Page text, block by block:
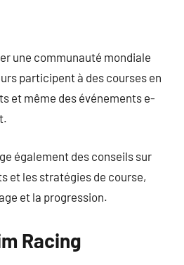
une communauté mondiale
participent à des courses en
et même des événements e-
également des conseils sur
et les stratégies de course,
et la progression.
Racing